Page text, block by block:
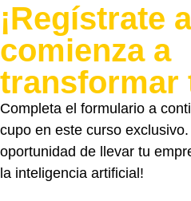
¡Regístrate
comienza a
transformar
Completa el formulario a
cupo en este curso
oportunidad de llevar tu
la inteligencia artificial!